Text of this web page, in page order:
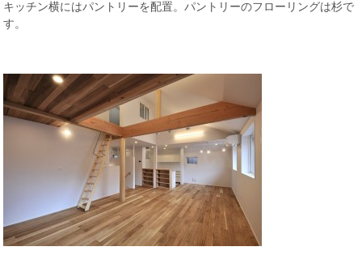
キッチン横にはパントリーを配置。パントリーのフローリングは杉で
す。